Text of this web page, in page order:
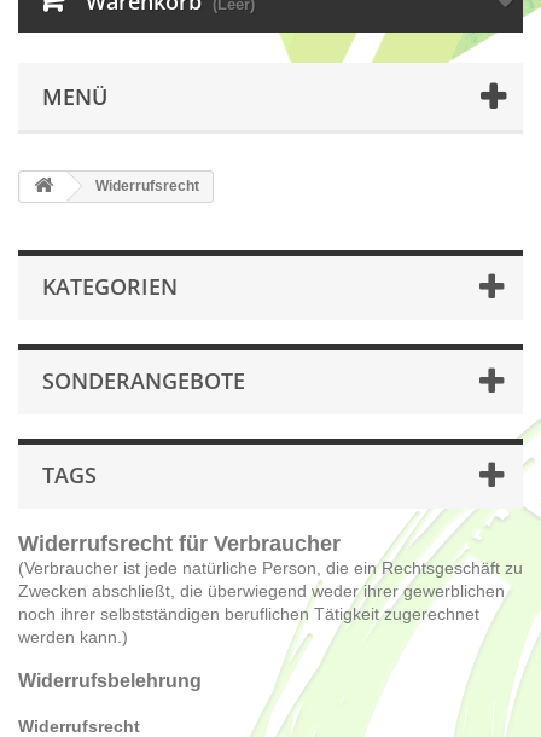
(Leer)
MENÜ
Widerrufsrecht
KATEGORIEN
SONDERANGEBOTE
TAGS
Widerrufsrecht für Verbraucher
(Verbraucher ist jede natürliche Person, die ein Rechtsgeschäft zu
Zwecken abschließt, die überwiegend weder ihrer gewerblichen
noch ihrer selbstständigen beruflichen Tätigkeit zugerechnet
werden kann.)
Widerrufsbelehrung
Widerrufsrecht